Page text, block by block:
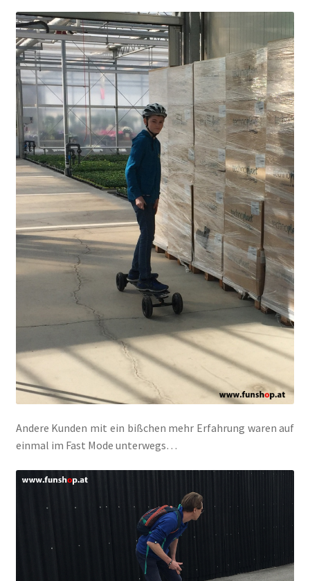
Andere Kunden mit ein bißchen mehr Erfahrung waren auf
einmal im Fast Mode unterwegs…